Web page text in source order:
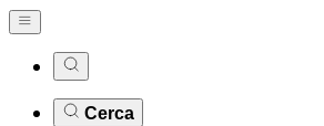
Cerca